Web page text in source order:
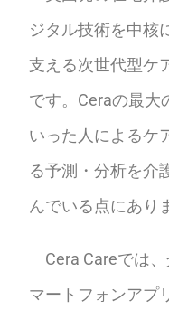
ジタル技術を中核
支える次世代型ケ
です。Ceraの最大
いった人によるケ
る予測・分析を介
んでいる点にあり
Cera Careでは、
マートフォンアプ